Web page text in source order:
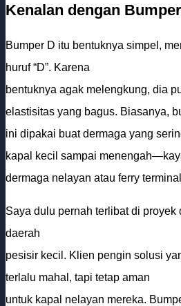
Kenalan dengan
Bumper D itu bentuknya simpel,
huruf “D”. Karena
bentuknya agak melengkung, dia
elastisitas yang bagus. Biasanya,
ini dipakai buat dermaga yang
kapal kecil sampai
dermaga nelayan atau ferry
Saya dulu pernah terlibat di proyek
daerah
pesisir kecil. Klien pengin solusi
terlalu mahal, tapi tetap aman
untuk kapal nelayan mereka.